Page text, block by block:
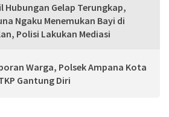
Hubungan Gelap Terungkap,
Ngaku Menemukan Bayi di
Polisi Lakukan Mediasi
Warga, Polsek Ampana Kota
Gantung Diri